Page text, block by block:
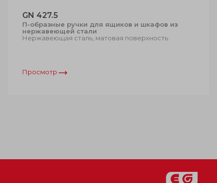
GN 427.5
П-образные ручки для ящиков и шкафов из
нержавеющей стали
Нержавеющая сталь, матовая поверхность
Просмотр